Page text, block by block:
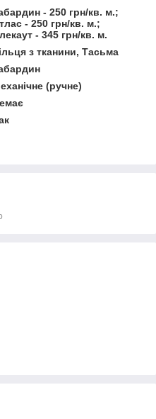
- 250 грн/кв. м.;
- 250 грн/кв. м.;
- 345 грн/кв. м.
з тканини, Тасьма
(ручне)